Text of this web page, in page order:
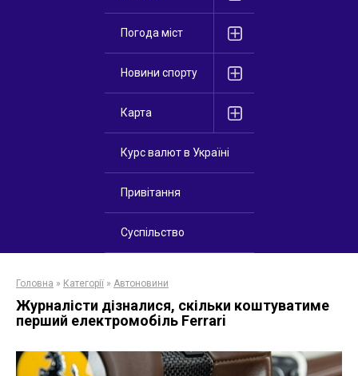
Погода міст
Новини спорту
Карта
Курс валют в Україні
Привітання
Суспільство
Головна » Категорії » Автоновини
Журналісти дізналися, скільки коштуватиме
перший електромобіль Ferrari